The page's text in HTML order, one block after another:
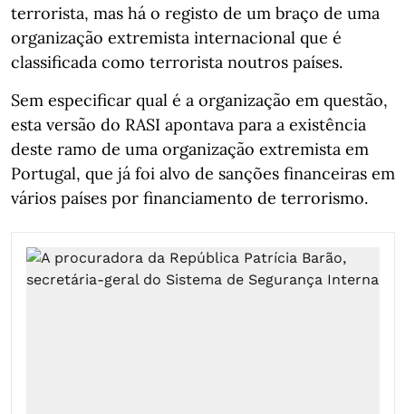
terrorista, mas há o registo de um braço de uma
organização extremista internacional que é
classificada como terrorista noutros países.
Sem especificar qual é a organização em questão,
esta versão do RASI apontava para a existência
deste ramo de uma organização extremista em
Portugal, que já foi alvo de sanções financeiras em
vários países por financiamento de terrorismo.